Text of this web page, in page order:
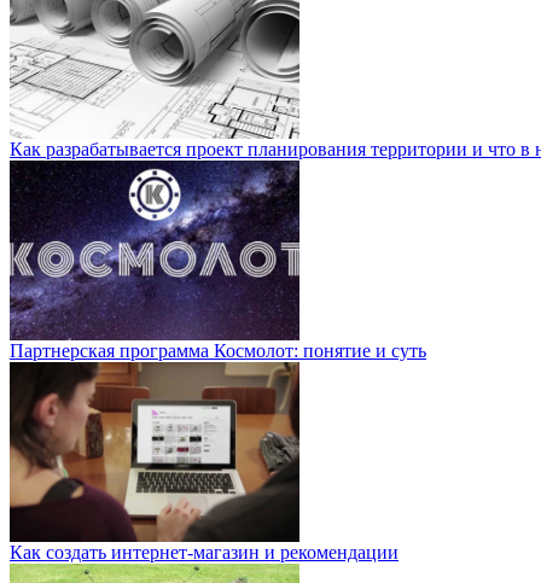
Как разрабатывается проект планирования территории и что в
Партнерская программа Космолот: понятие и суть
Как создать интернет-магазин и рекомендации